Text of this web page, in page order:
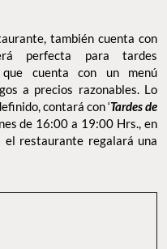
también cuenta con
perfecta para tardes
que cuenta con un menú
a precios razonables. Lo
contará con ‘Tardes de
de 16:00 a 19:00 Hrs., en
el restaurante regalará una